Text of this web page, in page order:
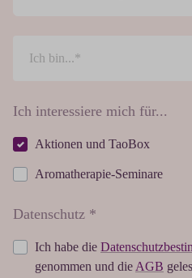
Ich interessiere mich für...
Aktionen und TaoBox
Aromatherapie-Seminare
Datenschutz *
Ich habe die
genommen und die AGB